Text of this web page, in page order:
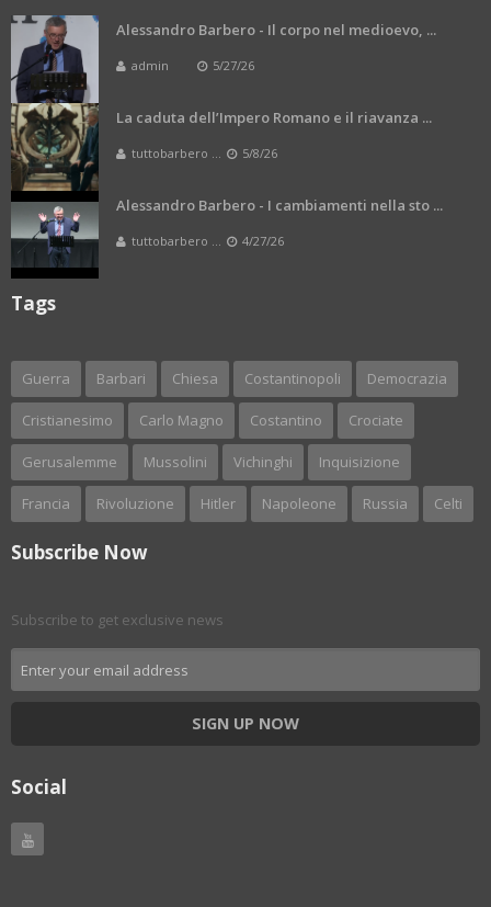
Alessandro Barbero - Il corpo nel medioevo, ...
admin 5/27/26
La caduta dell’Impero Romano e il riavanza ...
tuttobarbero ... 5/8/26
Alessandro Barbero - I cambiamenti nella sto ...
tuttobarbero ... 4/27/26
Tags
Guerra Barbari Chiesa Costantinopoli Democrazia
Cristianesimo Carlo Magno Costantino Crociate
Gerusalemme Mussolini Vichinghi Inquisizione
Francia Rivoluzione Hitler Napoleone Russia Celti
Subscribe Now
Subscribe to get exclusive news
SIGN UP NOW
Social